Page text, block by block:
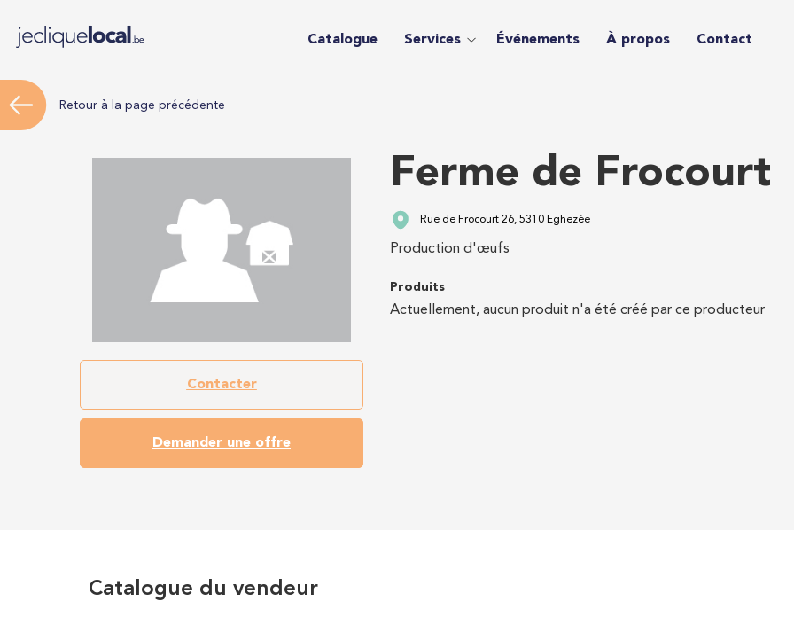
Catalogue Services Événements À propos Contact
Retour à la page précédente
Contacter
Demander une offre
Ferme de Frocourt
Rue de Frocourt 26, 5310 Eghezée
Production d'œufs
Produits
Actuellement, aucun produit n'a été créé par ce producteur
Catalogue du vendeur